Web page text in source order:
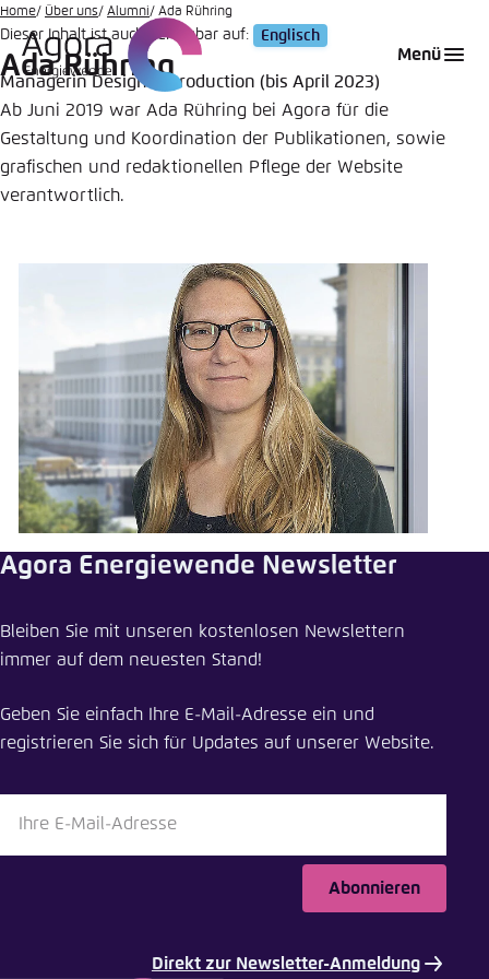
Zum
Hauptinhalt
gehen
Menü
Home Über uns Alumni Ada Rühring
Dieser Inhalt ist auch verfügbar auf: Englisch
Ada Rühring
Managerin Design & Production (bis April 2023)
Ab Juni 2019 war Ada Rühring bei Agora für die
Gestaltung und Koordination der Publikationen, sowie
grafischen und redaktionellen Pflege der Website
verantwortlich.
Agora Energiewende Newsletter
Bleiben Sie mit unseren kostenlosen Newslettern
immer auf dem neuesten Stand!
Geben Sie einfach Ihre E-Mail-Adresse ein und
registrieren Sie sich für Updates auf unserer Website.
Abonnieren
Direkt zur Newsletter-Anmeldung
Login
Melden Sie sich an um ..., ... und ... zu verwalten.
Benutzername*
Passwort vergessen?
Anmelden
Noch kein Benutzerkonto?
Abbrechen
Sprache auswählen
Englisch
Agora Think Tanks
Erscheinungsbild der Webseite
Diese Webseite passt ihr Farbschema basierend
auf Ihren Einstellungen an. Wählen Sie aus,
welches Farbschema Sie für diese Webseite
verwenden möchten.
Hell
Dunkel
Automatisch
Einstellung für diese Webseite im Browser
speichern